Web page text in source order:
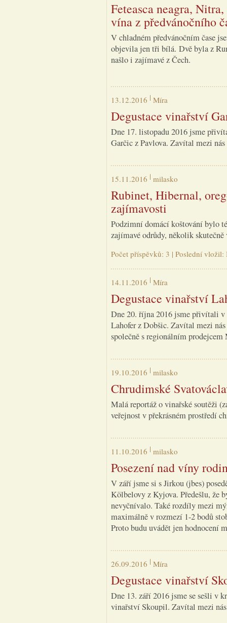
Feteasca neagra,
vína z předvánočního
V chladném předvánočním čase
objevila jen tři bílá. Dvě byla z
našlo i zajímavé z Čech.
13.12.2016 Míra
Degustace vinařství
Dne 17. listopadu 2016 jsme
Garčic z Pavlova. Zavítal mezi
15.11.2016 milasko
Rubinet, Hibernal,
zajímavosti
Podzimní domácí koštování bylo
zajímavé odrůdy, několik
Počet příspěvků: 3 | Poslední
14.11.2016 Míra
Degustace vinařství
Dne 20. října 2016 jsme přivítali
Lahofer z Dobšic. Zavítal mezi
společně s regionálním
19.10.2016 milasko
Chrudimské
Malá reportáž o vinařské soutěži
veřejnost v překrásném prostředí
11.10.2016 milasko
Posezení nad víny
V září jsme si s Jirkou (jbes)
Kölbelovy z Kyjova. Předešlu, že
nevyčnívalo. Také rozdíly mezi
maximálně v rozmezí 1-2 bodů
Proto budu uvádět jen hodnocení
26.09.2016 Míra
Degustace vinařství
Dne 13. září 2016 jsme se sešli v
vinařství Skoupil. Zavítal mezi